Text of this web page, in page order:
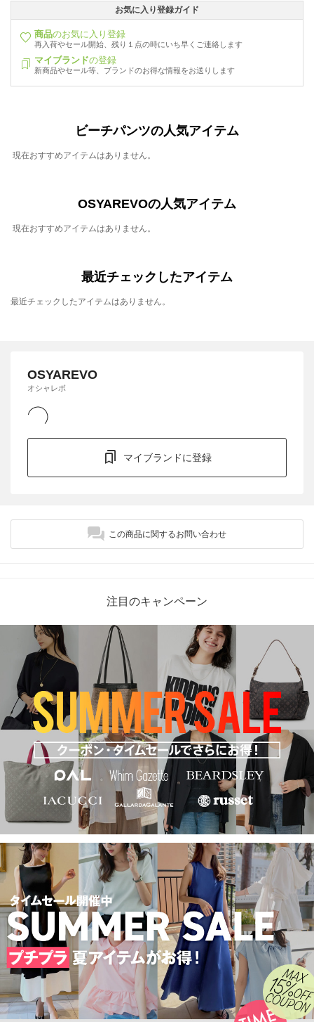
お気に入り登録ガイド
商品のお気に入り登録
再入荷やセール開始、残り１点の時にいち早くご連絡します
マイブランドの登録
新商品やセール等、ブランドのお得な情報をお送りします
ビーチパンツの人気アイテム
現在おすすめアイテムはありません。
OSYAREVOの人気アイテム
現在おすすめアイテムはありません。
最近チェックしたアイテム
最近チェックしたアイテムはありません。
OSYAREVO
オシャレボ
マイブランドに登録
この商品に関するお問い合わせ
注目のキャンペーン